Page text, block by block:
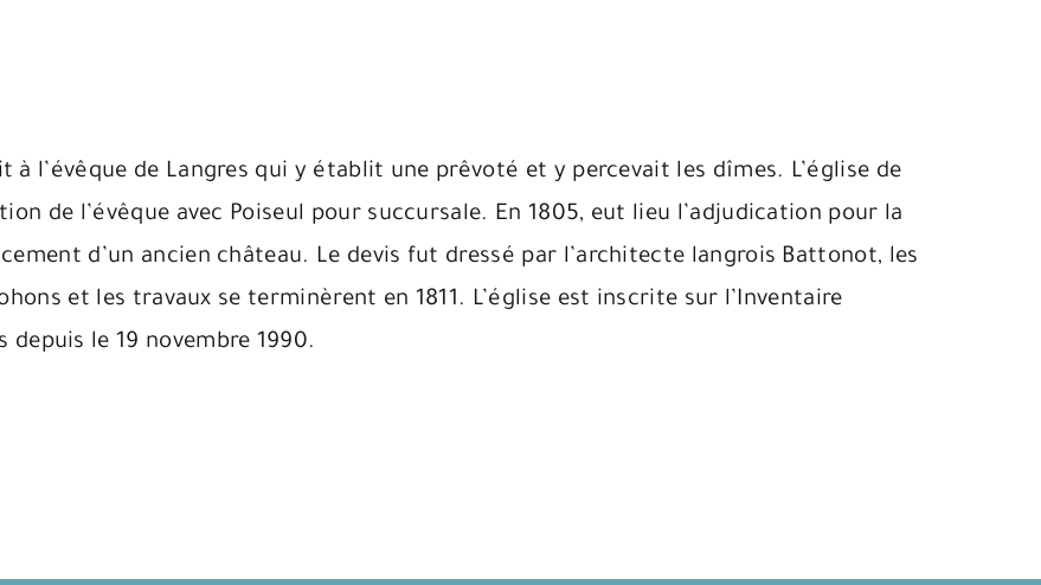
à l’évêque de Langres qui y établit une prêvoté et y percevait les dîmes. L’église de
de l’évêque avec Poiseul pour succursale. En 1805, eut lieu l’adjudication pour la
d’un ancien château. Le devis fut dressé par l’architecte langrois Battonot, les
et les travaux se terminèrent en 1811. L’église est inscrite sur l’Inventaire
le 19 novembre 1990.